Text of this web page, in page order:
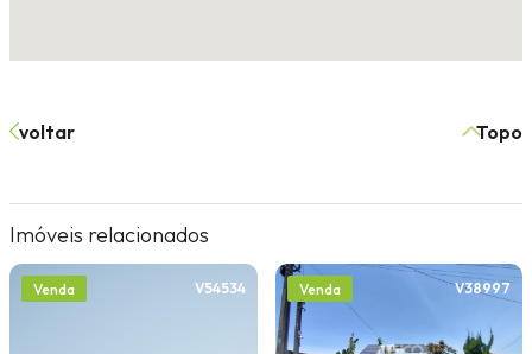
voltar Topo
Imóveis relacionados
Venda V54534 Venda V38997